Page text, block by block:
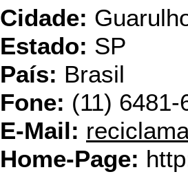
Cidade:
Estado: SP
País: Brasil
Fone: (11) 6481-
E-Mail:
Home-Page: